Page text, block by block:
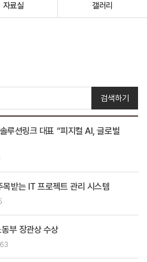
자료실 갤러리
검색하기
션링크 대표 “피지컬 AI, 글로벌
받는 IT 프로젝트 관리 시스템
부 장관상 수상